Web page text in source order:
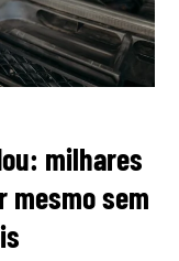
milhares
mesmo sem